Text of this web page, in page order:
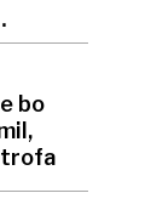
bo